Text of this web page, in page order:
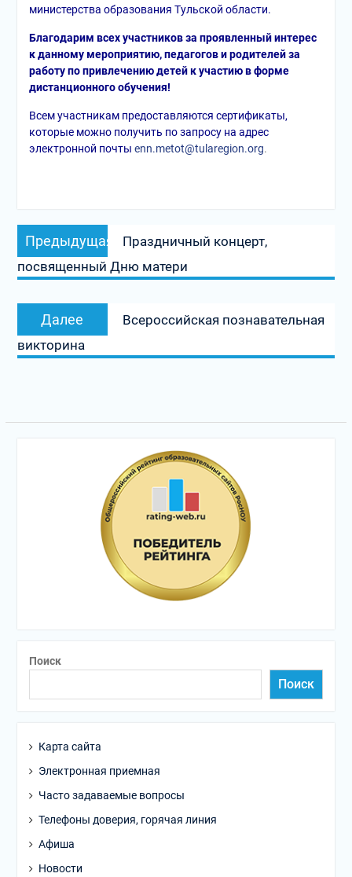
министерства образования Тульской области.
Благодарим всех участников за проявленный интерес
к данному мероприятию, педагогов и родителей за
работу по привлечению детей к участию в форме
дистанционного обучения!
Всем участникам предоставляются сертификаты,
которые можно получить по запросу на адрес
электронной почты enn.metot@tularegion.org.
Навигация
по
записям
Предыдущая
запись:
Праздничный концерт,
посвященный Дню матери
Далее
запись:
Всероссийская познавательная
викторина
Поиск
Поиск
Карта сайта
Электронная приемная
Часто задаваемые вопросы
Телефоны доверия, горячая линия
Афиша
Новости